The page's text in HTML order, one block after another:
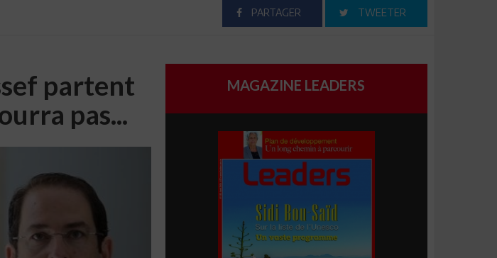
PARTAGER TWEETER
partent
pas...
MAGAZINE LEADERS